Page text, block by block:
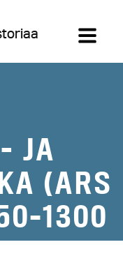
JA
(ARS